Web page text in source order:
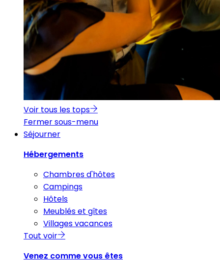
Voir tous les tops
Fermer sous-menu
Séjourner
Hébergements
Chambres d'hôtes
Campings
Hôtels
Meublés et gîtes
Villages vacances
Tout voir
Venez comme vous êtes